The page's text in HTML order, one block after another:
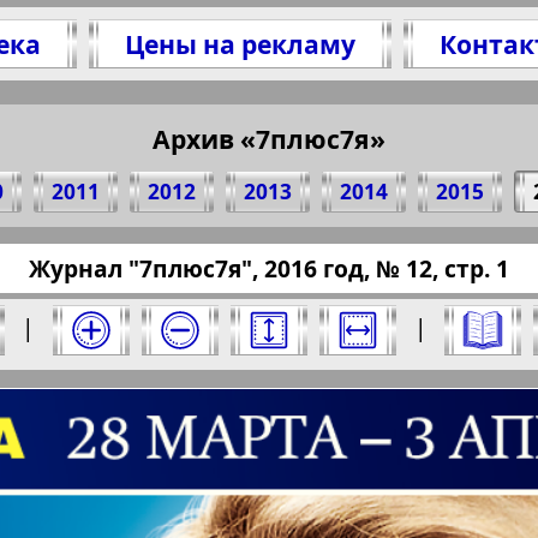
Цены на рекламу
Архив «7плюс7я»
2011 2012 2013 2014 2015
номер и нажмите на него:
Журнал "7плюс7я", 2016 год, № 12, стр. 1
| |
Номер: 12, 2016 год. Выберите
3 4
1 стр. журнала "7plus7ja", № 12,
(Нажмите, чтобы скопировать ссылку)
?pub=7-plus-
Берлинский
Все pro